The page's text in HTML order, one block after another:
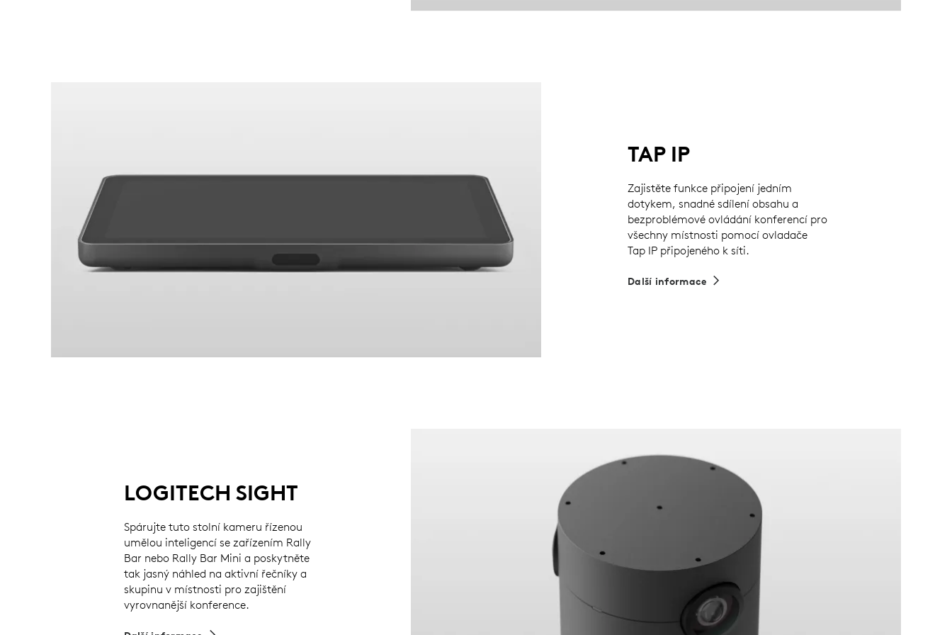
TAP IP
Zajistěte funkce připojení jedním
dotykem, snadné sdílení obsahu a
bezproblémové ovládání konferencí pro
všechny místnosti pomocí ovladače
Tap IP připojeného k síti.
Další informace
LOGITECH SIGHT
Spárujte tuto stolní kameru řízenou
umělou inteligencí se zařízením Rally
Bar nebo Rally Bar Mini a poskytněte
tak jasný náhled na aktivní řečníky a
skupinu v místnosti pro zajištění
vyrovnanější konference.